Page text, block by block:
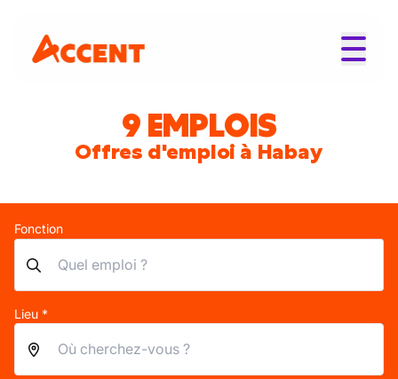
9 EMPLOIS
Offres d'emploi à Habay
Fonction
Lieu *